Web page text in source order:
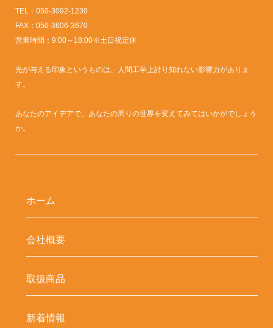
TEL：050-3092-1230
FAX：050-3606-3670
営業時間：9:00～18:00※土日祝定休
光が与える印象というものは、人間工学上計り知れない影響力がありま
す。
あなたのアイデアで、あなたの周りの世界を変えてみてはいかがでしょう
か。
ホーム
会社概要
取扱商品
新着情報